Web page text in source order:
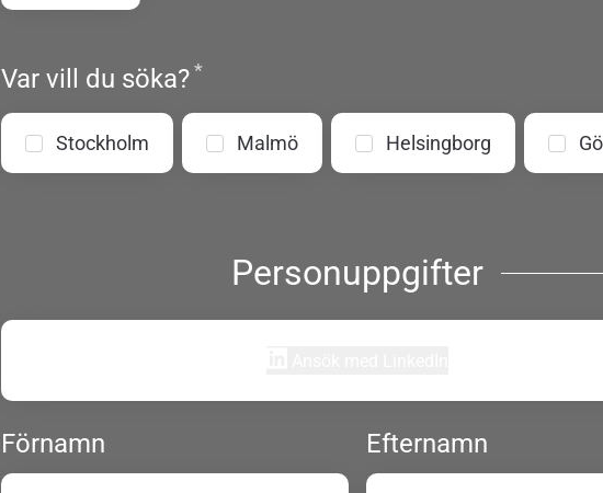
Var vill du söka?*
Stockholm Malmö Helsingborg
Personuppgifter
Förnamn Efternamn